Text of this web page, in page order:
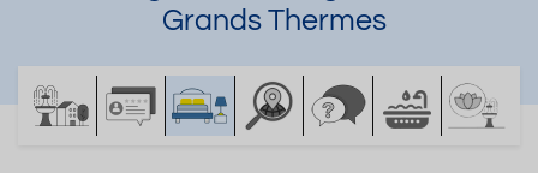
Grands Thermes